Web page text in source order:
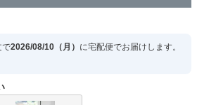
で2026/08/10（月） に宅配便でお届けします。